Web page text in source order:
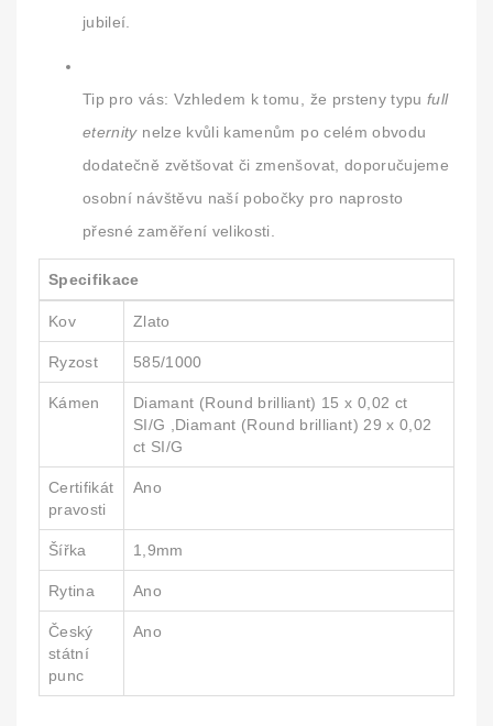
jubileí.
Tip pro vás: Vzhledem k tomu, že prsteny typufull
eternitynelze kvůli kamenům po celém obvodu
dodatečně zvětšovat či zmenšovat, doporučujeme
osobní návštěvu naší pobočky pro naprosto
přesné zaměření velikosti.
Specifikace
Kov Zlato
Ryzost 585/1000
Kámen
Diamant (Round brilliant) 15 x 0,02 ct
SI/G ,Diamant (Round brilliant) 29 x 0,02
ct SI/G
Certifikát
pravosti
Ano
Šířka 1,9mm
Rytina Ano
Český
státní
punc
Ano